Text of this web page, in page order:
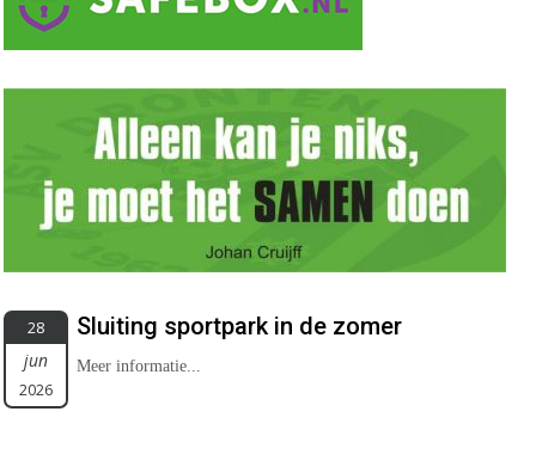
28
jun
2026
Sluiting sportpark in de zomer
Meer informatie...